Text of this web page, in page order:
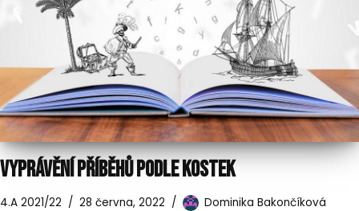
VYPRÁVĚNÍ PŘÍBĚHŮ PODLE KOSTEK
4.A 2021/22 28 června, 2022 Dominika Bakončíková